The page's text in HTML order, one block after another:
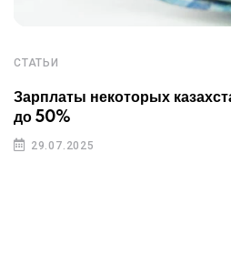
СТАТЬИ
Зарплаты некоторых
до 50%
29.07.2025